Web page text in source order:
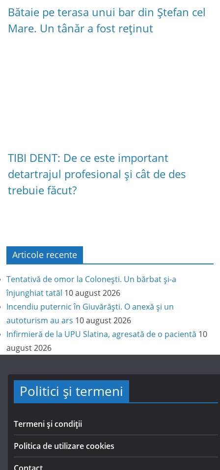
Bătaie pe terasa unui bar din Ștefan cel
Mare. Un tânăr a fost reținut
TIBI DENT: De ce este important
detartrajul profesional și cât de des
trebuie făcut?
Articole recente
Tentativă de omor la Colonești. Un bărbat și-a
înjunghiat tatăl 10 august 2026
Incendiu puternic în Giuvărăști. O anexă și un
autoturism au ars 10 august 2026
Infirmieră de la UPU Slatina, agresată de o pacientă 10
august 2026
Politici și termeni
Termeni și condiții
Politica de utilizare cookies
Contact